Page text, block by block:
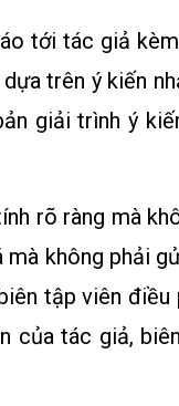
tới tác giả
trên ý kiến
giải trình ý
rõ ràng mà
không phải
tập viên
của tác giả,